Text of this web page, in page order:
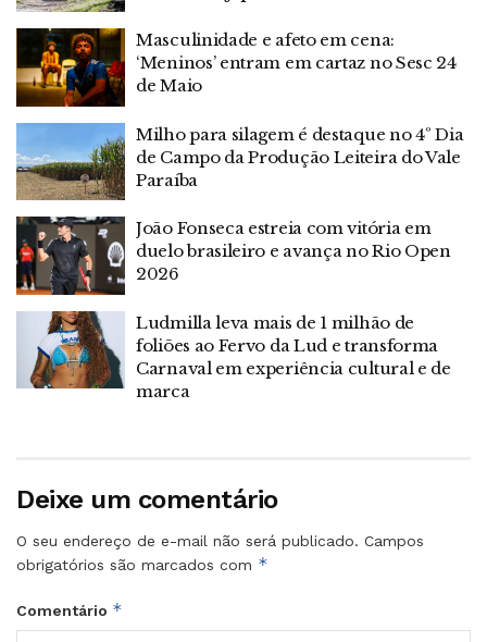
Masculinidade e afeto em cena:
‘Meninos’ entram em cartaz no Sesc 24
de Maio
Milho para silagem é destaque no 4º Dia
de Campo da Produção Leiteira do Vale
Paraíba
João Fonseca estreia com vitória em
duelo brasileiro e avança no Rio Open
2026
Ludmilla leva mais de 1 milhão de
foliões ao Fervo da Lud e transforma
Carnaval em experiência cultural e de
marca
Deixe um comentário
O seu endereço de e-mail não será publicado. Campos
obrigatórios são marcados com *
Comentário *